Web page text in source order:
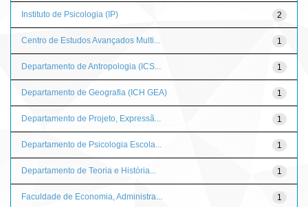
2
Instituto de Psicologia (IP)
1
Centro de Estudos Avançados Multi...
1
Departamento de Antropologia (ICS...
1
Departamento de Geografia (ICH GEA)
1
Departamento de Projeto, Expressã...
1
Departamento de Psicologia Escola...
1
Departamento de Teoria e História...
1
Faculdade de Economia, Administra...